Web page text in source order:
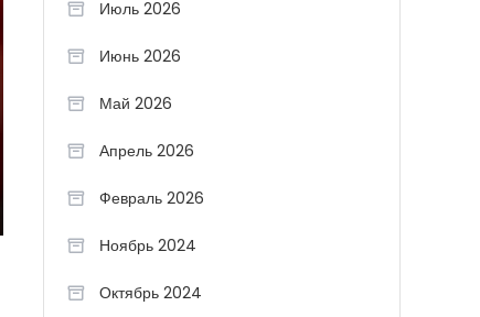
Июль 2026
Июнь 2026
Май 2026
Апрель 2026
Февраль 2026
Ноябрь 2024
Октябрь 2024